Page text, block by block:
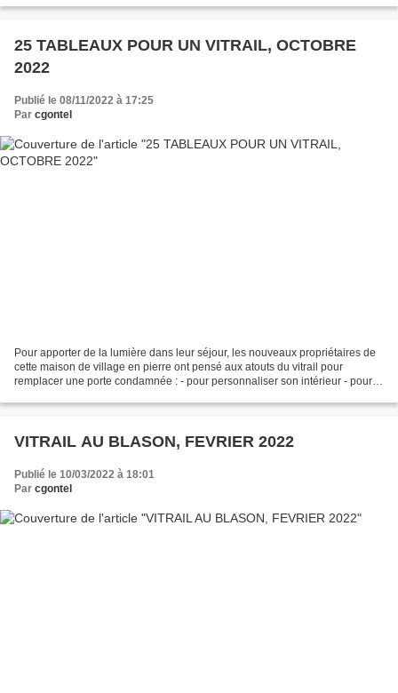
25 TABLEAUX POUR UN VITRAIL, OCTOBRE
2022
Publié le 08/11/2022 à 17:25
Par cgontel
Pour apporter de la lumière dans leur séjour, les nouveaux propriétaires de
cette maison de village en pierre ont pensé aux atouts du vitrail pour
remplacer une porte condamnée : - pour personnaliser son intérieur - pour
VITRAIL AU BLASON, FEVRIER 2022
Publié le 10/03/2022 à 18:01
Par cgontel